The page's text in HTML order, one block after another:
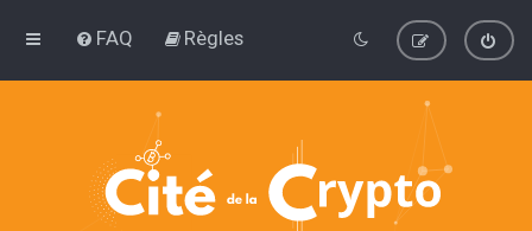
FAQ Règles